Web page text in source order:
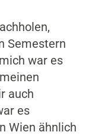
Semestern
war es
auch
es
Wien ähnlich